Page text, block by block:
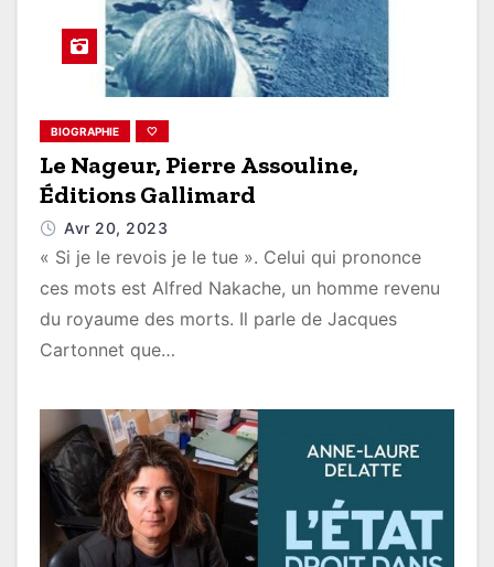
BIOGRAPHIE 🤍
Le Nageur, Pierre Assouline,
Éditions Gallimard
Avr 20, 2023
« Si je le revois je le tue ». Celui qui prononce
ces mots est Alfred Nakache, un homme revenu
du royaume des morts. Il parle de Jacques
Cartonnet que…